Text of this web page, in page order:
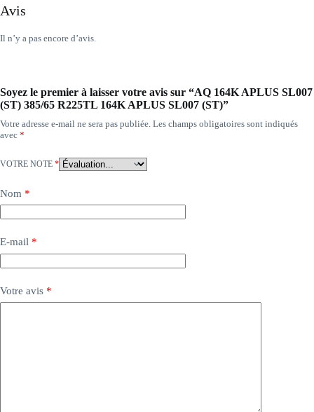
Avis
Il n’y a pas encore d’avis.
Soyez le premier à laisser votre avis sur “AQ 164K APLUS SL007
(ST) 385/65 R225TL 164K APLUS SL007 (ST)”
Votre adresse e-mail ne sera pas publiée. Les champs obligatoires sont indiqués
avec *
VOTRE NOTE *
Nom *
E-mail *
Votre avis *